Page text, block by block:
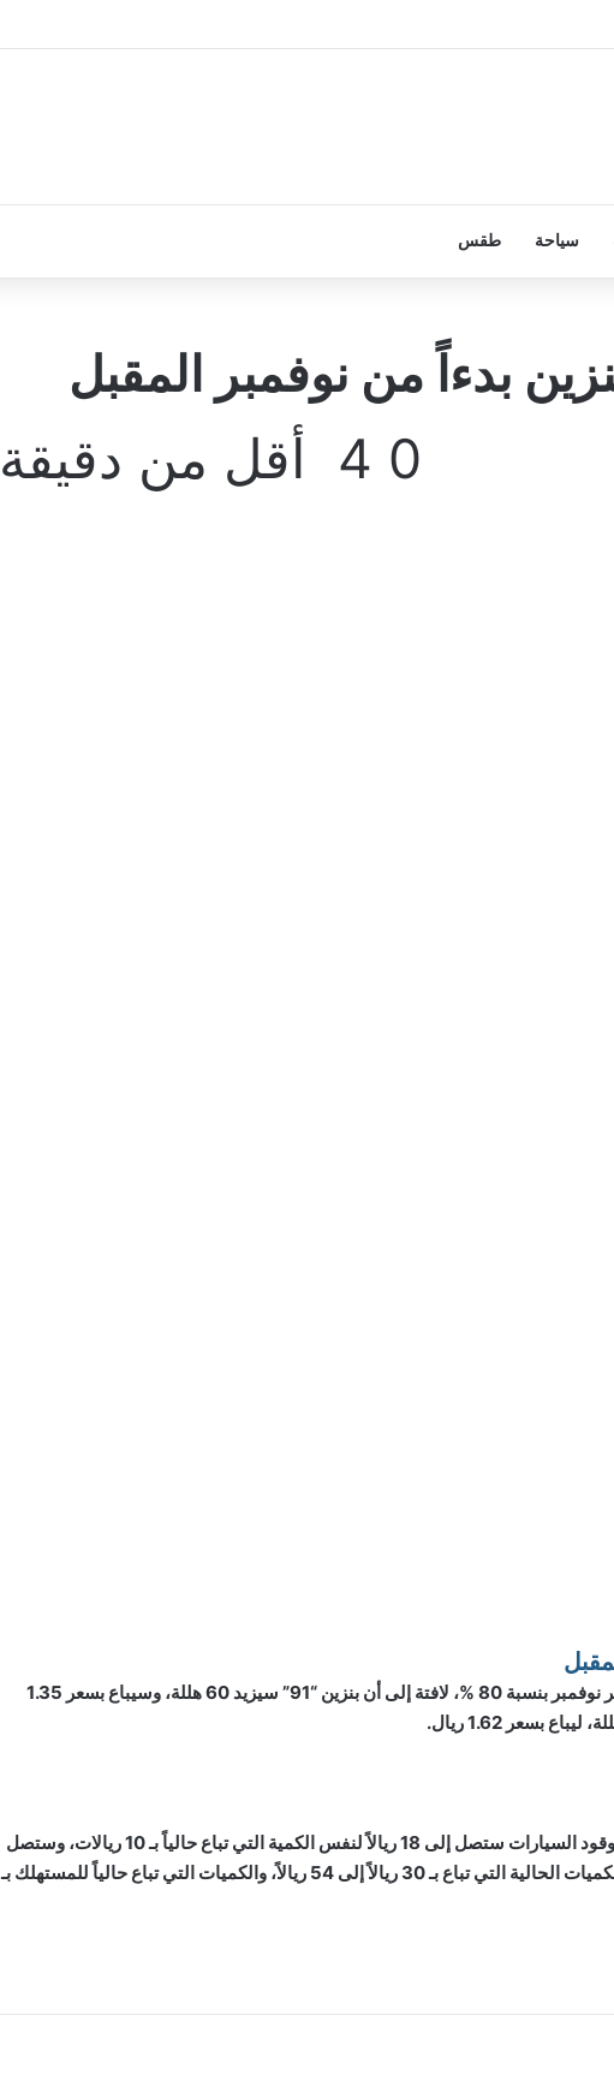
سياحة طقس
بدءاً من نوفمبر المقبل
0 أقل من دقيقة
ذكرت مصادر إن أسعار الوقود ستزيد في المملكة بدءاً من شهر نوفمبر بنسبة 80 %، لافتة إلى أن بنزين “91” سيزيد 60 هللة، وسيباع بسعر 1.35
وأوضحت المصادر، حسبما أوردت صحيفة “عكاظ”، أن أسعار وقود السيارات ستصل إلى 18 ريالاً لنفس الكمية التي تباع حالياً بـ 10 ريالات، وستصل
إلى 36 ريالاً للكميات التي تعبأ حالياً بـ 20 ريالاً، فيما ستصل الكميات الحالية التي تباع بـ 30 ريالاً إلى 54 ريالاً، والكميات التي تباع حالياً للمستهلك بـ